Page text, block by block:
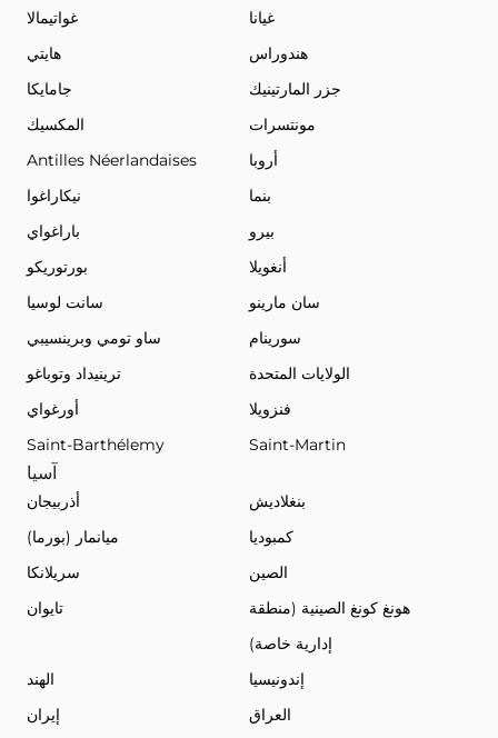
غواتيمالا
غيانا
هايتي
هندوراس
جامايكا
جزر المارتينيك
المكسيك
مونتسرات
Antilles Néerlandaises
أروبا
نيكاراغوا
بنما
باراغواي
بيرو
بورتوريكو
أنغويلا
سانت لوسيا
سان مارينو
ساو تومي وبرينسيبي
سورينام
ترينيداد وتوباغو
الولايات المتحدة
أورغواي
فنزويلا
Saint-Barthélemy
Saint-Martin
آسيا
أذربيجان
بنغلاديش
ميانمار (بورما)
كمبوديا
سريلانكا
الصين
تايوان
هونغ كونغ الصينية (منطقة
إدارية خاصة)
الهند
إندونيسيا
إيران
العراق